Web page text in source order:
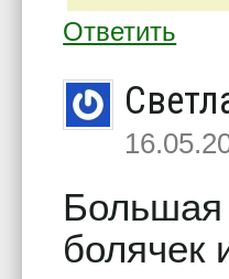
Ответить
Большая
болячек